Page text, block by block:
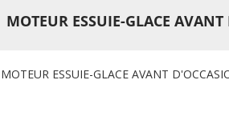
MOTEUR ESSUIE-GLACE
MOTEUR ESSUIE-GLACE AVANT